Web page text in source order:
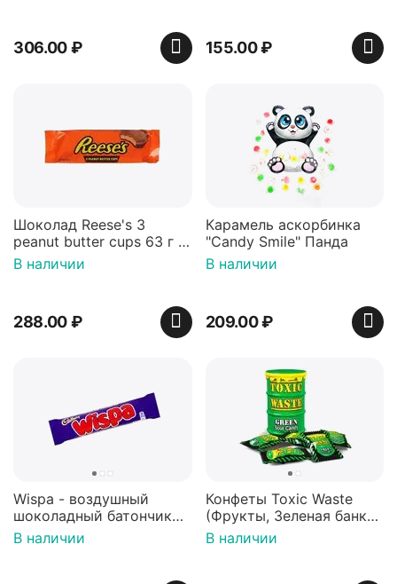
306.00₽ 155.00₽
Шоколад Reese's 3
peanut butter cups 63 г с
арахисовой пастой
В наличии
288.00₽
Карамель аскорбинка
"Candy Smile" Панда
В наличии
209.00₽
Wispa - воздушный
шоколадный батончик
36 гр
В наличии
Конфеты Toxic Waste
(Фрукты, Зеленая банка,
42 гр).
В наличии